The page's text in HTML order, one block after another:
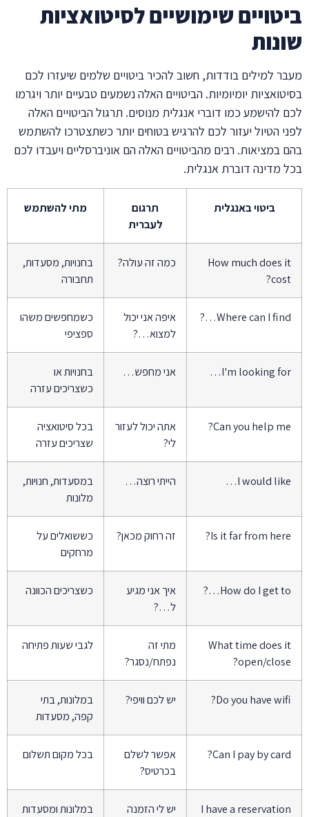
שימושיים לסיטואציות
למילים בודדות, חשוב להכיר ביטויים שלמים שיעזרו לכם
יומיומיות. הביטויים האלה נשמעים טבעיים יותר ויגרמו
להישמע כמו דוברי אנגלית מנוסים. תרגול הביטויים האלה
הטיול יעזור לכם להרגיש בטוחים יותר כשתצטרכו להשתמש
במציאות. רבים מהביטויים האלה הם אוניברסליים ויעבדו לכם
מדינה דוברת אנגלית.
ביטוי באנגלית
תרגום
לעברית
מתי להשתמש
How much does
כמה זה עולה?
בחנויות, מסעדות,
תחבורה
Where can I
איפה אני יכול
למצוא…?
כשמחפשים משהו
ספציפי
I'm looking אני מחפש…
בחנויות או
כשצריכים עזרה
Can you help
אתה יכול לעזור
בכל סיטואציה
שצריכים עזרה
I would הייתי רוצה…
במסעדות, חנויות,
מלונות
Is it far from זה רחוק מכאן?
כששואלים על
מרחקים
How do I get
איך אני מגיע
ל…?
כשצריכים הכוונה
What time does
open/
מתי זה
נפתח/נסגר?
לגבי שעות פתיחה
Do you have יש לכם וויפי?
במלונות, בתי
קפה, מסעדות
Can I pay by
אפשר לשלם
בכרטיס?
בכל מקום תשלום
I have a יש לי הזמנה במלונות ומסעדות